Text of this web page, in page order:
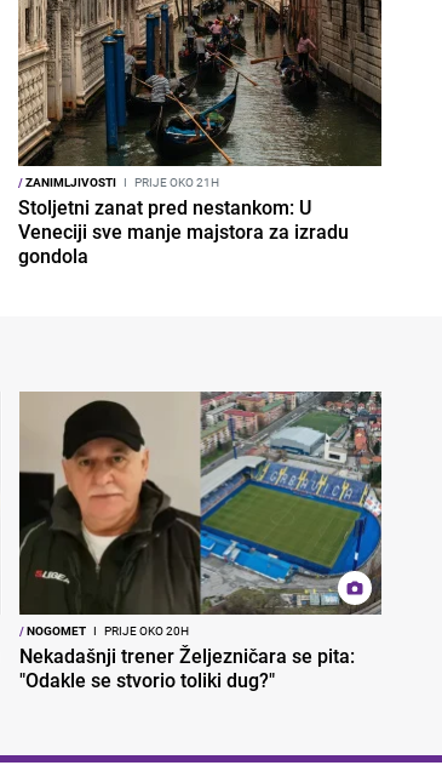
/ZANIMLJIVOSTI I PRIJE OKO 21H
Stoljetni zanat pred nestankom: U
Veneciji sve manje majstora za izradu
gondola
/NOGOMET I PRIJE OKO 20H
Nekadašnji trener Željezničara se pita:
"Odakle se stvorio toliki dug?"